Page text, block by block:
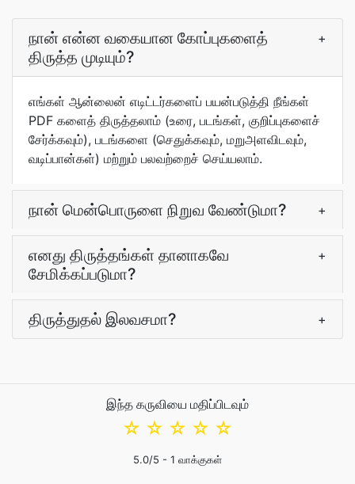
நான் என்ன வகையான கோப்புகளைத்
திருத்த முடியும்?
+
எங்கள் ஆன்லைன் எடிட்டர்களைப் பயன்படுத்தி நீங்கள்
PDF களைத் திருத்தலாம் (உரை, படங்கள், குறிப்புகளைச்
சேர்க்கவும்), படங்களை (செதுக்கவும், மறுஅளவிடவும்,
வடிப்பான்கள்) மற்றும் பலவற்றைச் செய்யலாம்.
நான் மென்பொருளை நிறுவ வேண்டுமா? +
எனது திருத்தங்கள் தானாகவே
சேமிக்கப்படுமா?
+
திருத்துதல் இலவசமா? +
இந்த கருவியை மதிப்பிடவும்
☆
☆
☆
☆
☆
5.0/5 - 1 வாக்குகள்